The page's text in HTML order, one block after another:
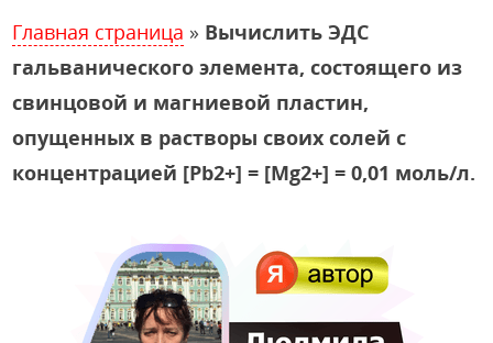
Главная страница » Вычислить ЭДС
гальванического элемента, состоящего из
свинцовой и магниевой пластин,
опущенных в растворы своих солей с
концентрацией [Pb2+] = [Mg2+] = 0,01 моль/л.